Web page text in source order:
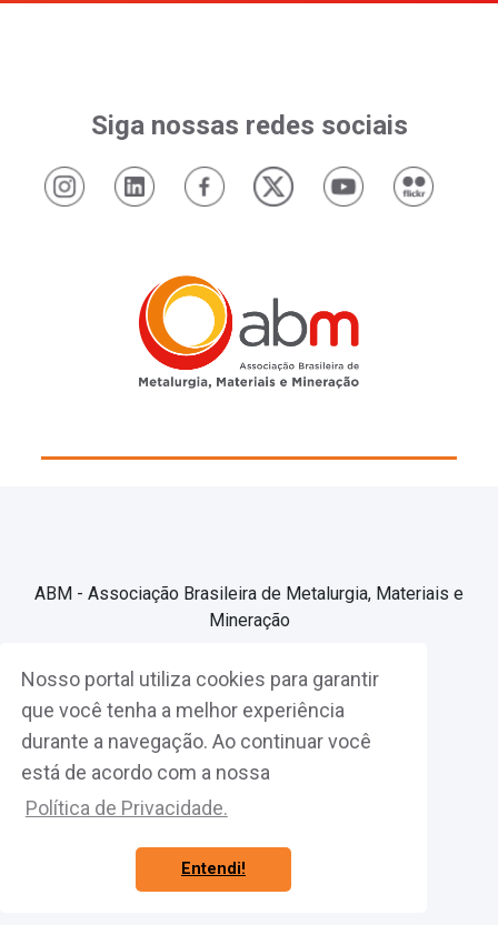
Nosso portal utiliza cookies para garantir
que você tenha a melhor experiência
durante a navegação. Ao continuar você
está de acordo com a nossa
Política de Privacidade.
Entendi!
Siga nossas redes sociais
ABM - Associação Brasileira de Metalurgia, Materiais e
Mineração
Associe-se
Fazer Login